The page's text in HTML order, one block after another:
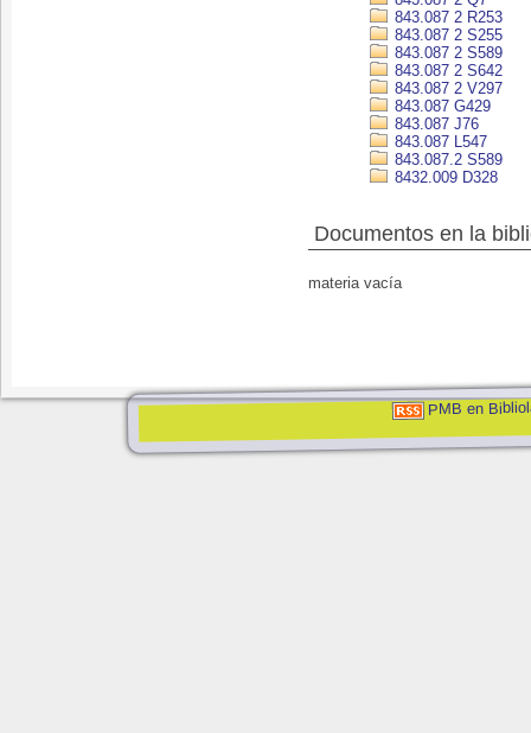
843.087 2 R253
843.087 2 S255
843.087 2 S589
843.087 2 S642
843.087 2 V297
843.087 G429
843.087 J76
843.087 L547
843.087.2 S589
8432.009 D328
Documentos en la
materia vacía
PMB en